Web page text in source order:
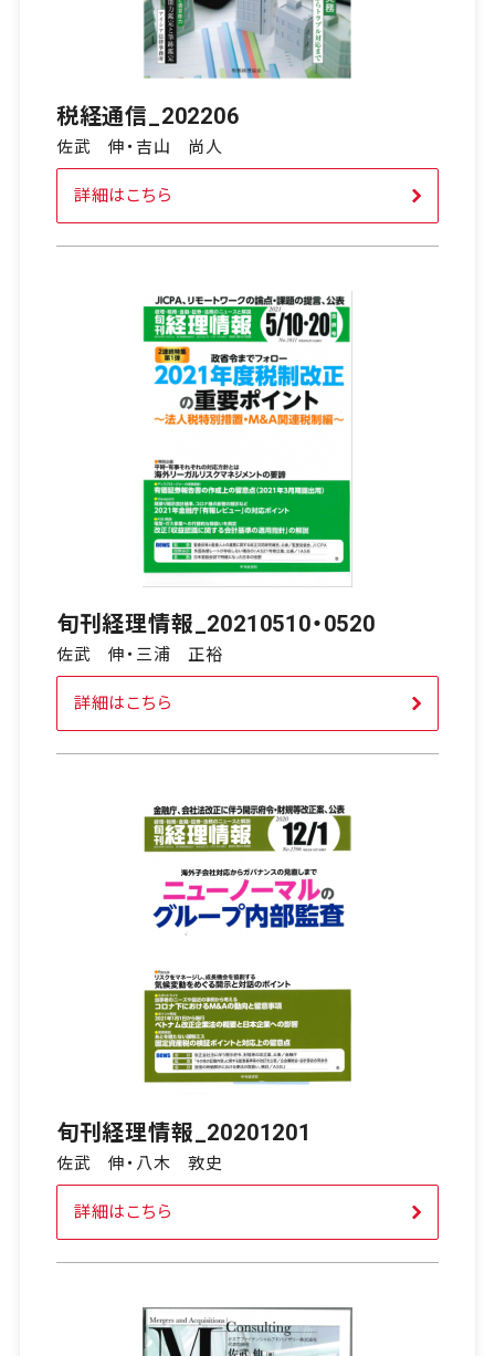
税経通信_202206
佐武 伸・吉山 尚人
詳細はこちら
旬刊経理情報_20210510・0520
佐武 伸・三浦 正裕
詳細はこちら
旬刊経理情報_20201201
佐武 伸・八木 敦史
詳細はこちら